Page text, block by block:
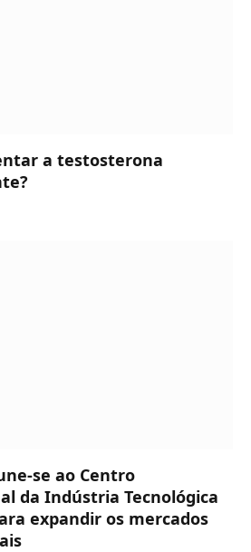
a testosterona
se ao Centro
da Indústria Tecnológica
expandir os mercados